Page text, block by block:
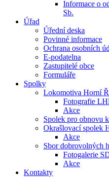
Informace o
Sb.
Úřad
Úřední deska
Povinné informace
Ochrana osobních
E-podatelna
Zastupitelé obce
Formuláře
Spolky
Lokomotiva Horní
Fotografie
Akce
Spolek pro obnovu
Okrašlovací spolek
Akce
Sbor dobrovolných
Fotogalerie
Akce
Kontakty